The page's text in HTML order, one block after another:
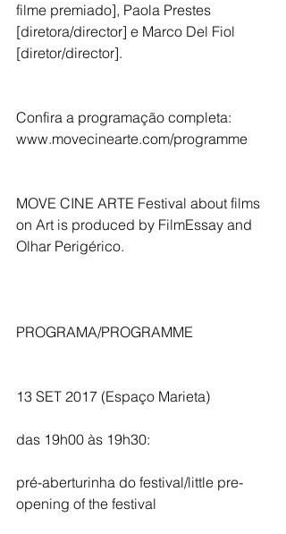
filme premiado], Paola Prestes
[diretora/director] e Marco Del Fiol
[diretor/director].
Confira a programação completa:
www.movecinearte.com/programme
MOVE CINE ARTE Festival about films
on Art is produced by FilmEssay and
Olhar Perigérico.
PROGRAMA/PROGRAMME
13 SET 2017 (Espaço Marieta)
das 19h00 às 19h30:
pré-aberturinha do festival/little pre-
opening of the festival